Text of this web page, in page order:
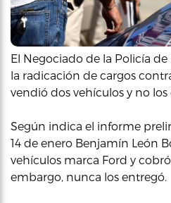
El Negociado de la Policía
la radicación de cargos
vendió dos vehículos y no los
Según indica el informe
14 de enero Benjamín León
vehículos marca Ford y
embargo, nunca los entregó.